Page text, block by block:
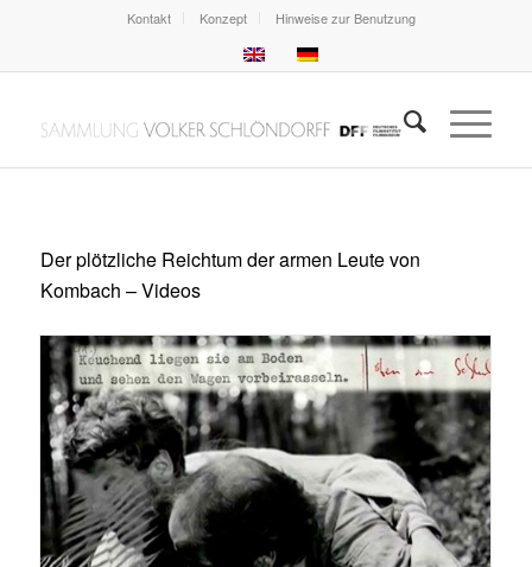
Kontakt Konzept Hinweise zur Benutzung
Der plötzliche Reichtum der armen Leute von
Kombach – Videos